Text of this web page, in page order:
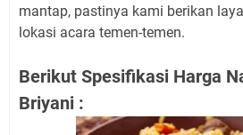
mantap, pastinya kami berikan
lokasi acara temen-temen.
Berikut Spesifikasi Harga
Briyani :